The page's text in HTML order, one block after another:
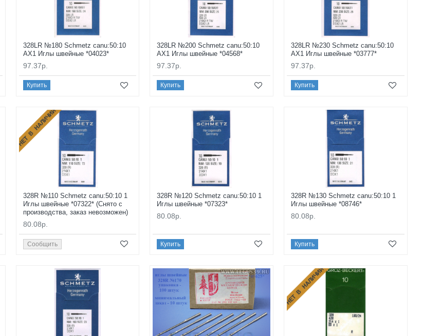
328LR №180 Schmetz canu:50:10
AX1 Иглы швейные *04023*
97.37р.
Купить
328LR №200 Schmetz canu:50:10
AX1 Иглы швейные *04568*
97.37р.
Купить
328LR №230 Schmetz canu:50:10
AX1 Иглы швейные *03777*
97.37р.
Купить
НЕТ В НАЛИЧИИ
328R №110 Schmetz canu:50:10 1
Иглы швейные *07322* (Снято с
производства, заказ невозможен)
80.08р.
Сообщить
328R №120 Schmetz canu:50:10 1
Иглы швейные *07323*
80.08р.
Купить
328R №130 Schmetz canu:50:10 1
Иглы швейные *08746*
80.08р.
Купить
НЕТ В НАЛИЧИИ